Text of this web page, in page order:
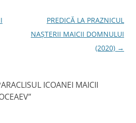
PREDICĂ LA PRAZNICUL
NAŞTERII MAICII DOMNULUI
(2020) →
ICOANEI MAICII
”